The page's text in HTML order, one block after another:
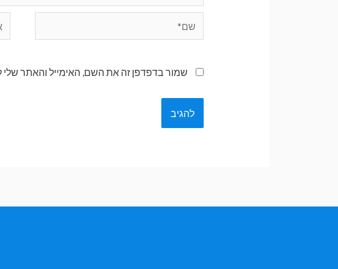
שמור בדפדפן זה את השם, האימייל והאתר